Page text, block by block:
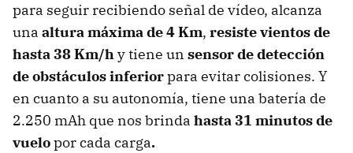
para seguir recibiendo señal de vídeo, alcanza
una altura máxima de 4 Km, resiste vientos de
hasta 38 Km/hy tiene un sensor de detección
de obstáculos inferiorpara evitar colisiones. Y
en cuanto a su autonomía, tiene una batería de
2.250 mAh que nos brinda hasta 31 minutos de
vuelopor cada carga.